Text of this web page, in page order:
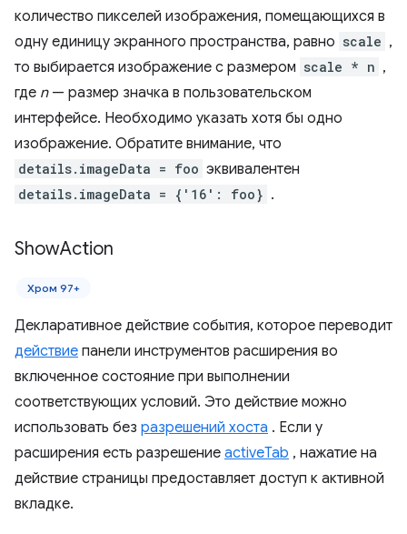
количество пикселей изображения, помещающихся в
одну единицу экранного пространства, равно scale ,
то выбирается изображение с размером scale * n ,
где n— размер значка в пользовательском
интерфейсе. Необходимо указать хотя бы одно
изображение. Обратите внимание, что
details.imageData = foo эквивалентен
details.imageData = {'16': foo} .
ShowAction
Хром 97+
Декларативное действие события, которое переводит
действие панели инструментов расширения во
включенное состояние при выполнении
соответствующих условий. Это действие можно
использовать без разрешений хоста . Если у
расширения есть разрешение activeTab , нажатие на
действие страницы предоставляет доступ к активной
вкладке.